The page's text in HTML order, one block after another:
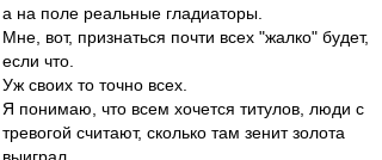
а на поле реальные гладиаторы.
Мне, вот, признаться почти всех "жалко" будет,
если что.
Уж своих то точно всех.
Я понимаю, что всем хочется титулов, люди с
тревогой считают, сколько там зенит золота